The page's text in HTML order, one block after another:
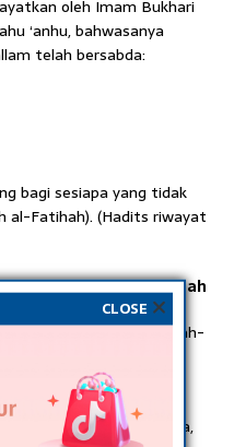
oleh Imam Bukhari
‘anhu, bahwasanya
telah bersabda:
bagi sesiapa yang tidak
al-Fatihah). (Hadits riwayat
Surah Al-Fatihah
dua huruf yang sama,
CLOSE